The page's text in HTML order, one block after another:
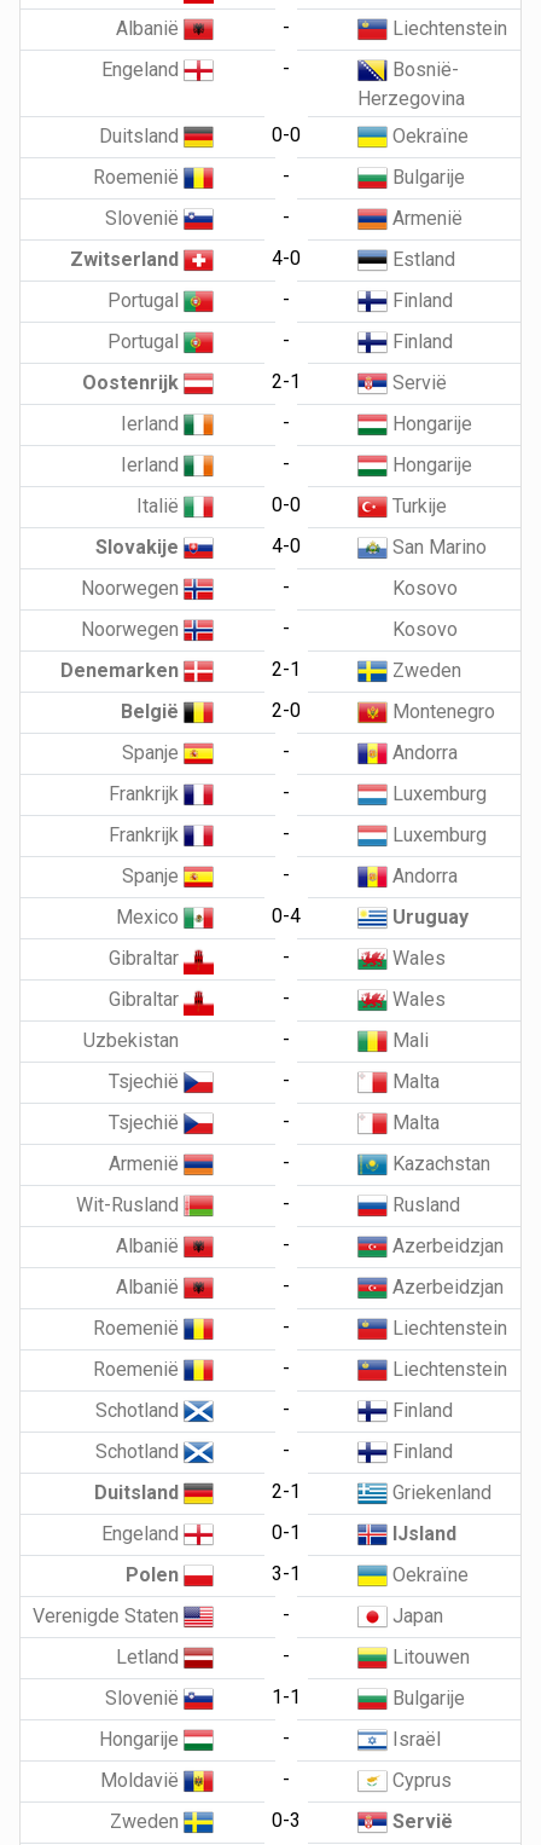
Albanië
-
Liechtenstein
Engeland
-
Bosnië-
Herzegovina
Duitsland
0-0
Oekraïne
Roemenië
-
Bulgarije
Slovenië
-
Armenië
Zwitserland
4-0
Estland
Portugal
-
Finland
Portugal
-
Finland
Oostenrijk
2-1
Servië
Ierland
-
Hongarije
Ierland
-
Hongarije
Italië
0-0
Turkije
Slovakije
4-0
San Marino
Noorwegen
-
Kosovo
Noorwegen
-
Kosovo
Denemarken
2-1
Zweden
België
2-0
Montenegro
Spanje
-
Andorra
Frankrijk
-
Luxemburg
Frankrijk
-
Luxemburg
Spanje
-
Andorra
Mexico
0-4
Uruguay
Gibraltar
-
Wales
Gibraltar
-
Wales
Uzbekistan
-
Mali
Tsjechië
-
Malta
Tsjechië
-
Malta
Armenië
-
Kazachstan
Wit-Rusland
-
Rusland
Albanië
-
Azerbeidzjan
Albanië
-
Azerbeidzjan
Roemenië
-
Liechtenstein
Roemenië
-
Liechtenstein
Schotland
-
Finland
Schotland
-
Finland
Duitsland
2-1
Griekenland
Engeland
0-1
IJsland
Polen
3-1
Oekraïne
Verenigde Staten
-
Japan
Letland
-
Litouwen
Slovenië
1-1
Bulgarije
Hongarije
-
Israël
Moldavië
-
Cyprus
Zweden
0-3 Servië